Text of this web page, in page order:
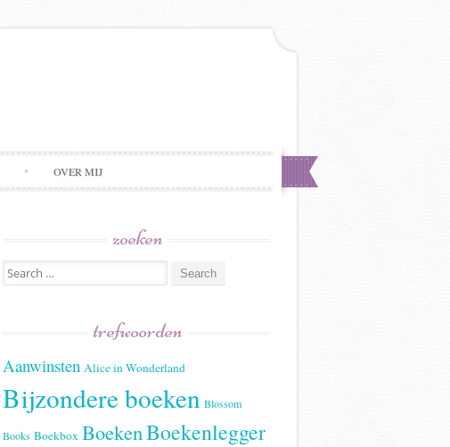
OVER MIJ
zoeken
Search
for:
trefwoorden
Aanwinsten Alice in Wonderland
Bijzondere boeken Blossom
Books Boekbox BoekenBoekenlegger